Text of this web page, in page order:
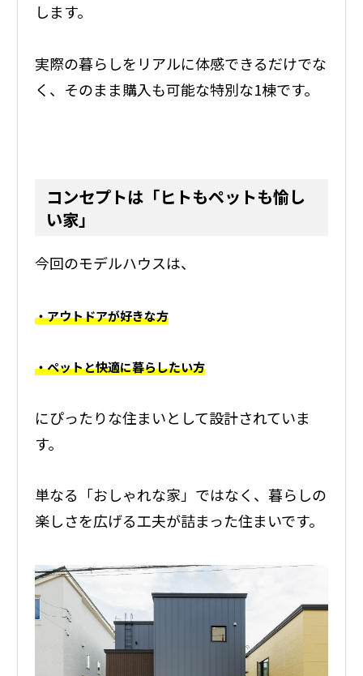
します。
実際の暮らしをリアルに体感できるだけでな
く、そのまま購入も可能な特別な1棟です。
コンセプトは「ヒトもペットも愉し
い家」
今回のモデルハウスは、
・アウトドアが好きな方
・ペットと快適に暮らしたい方
にぴったりな住まいとして設計されていま
す。
単なる「おしゃれな家」ではなく、暮らしの
楽しさを広げる工夫が詰まった住まいです。